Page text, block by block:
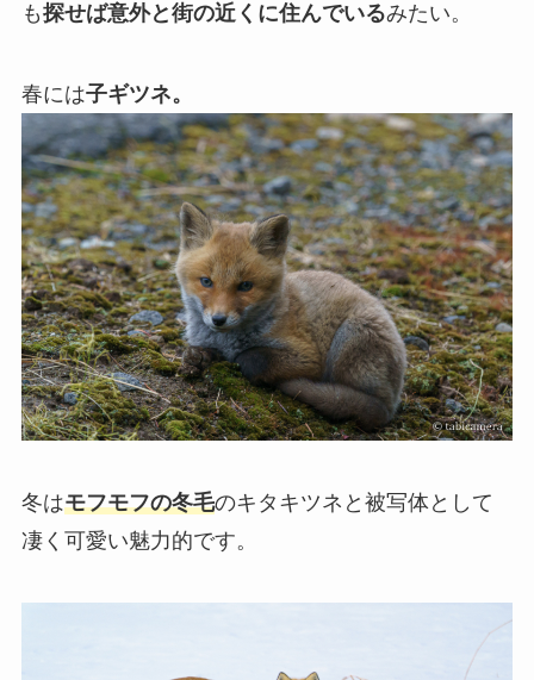
も探せば意外と街の近くに住んでいるみたい。
春には子ギツネ。
冬はモフモフの冬毛のキタキツネと被写体として
凄く可愛い魅力的です。